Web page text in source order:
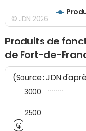
© JDN 2026
Produits de
de Fort-de-
(Source : JDN
2500
3000